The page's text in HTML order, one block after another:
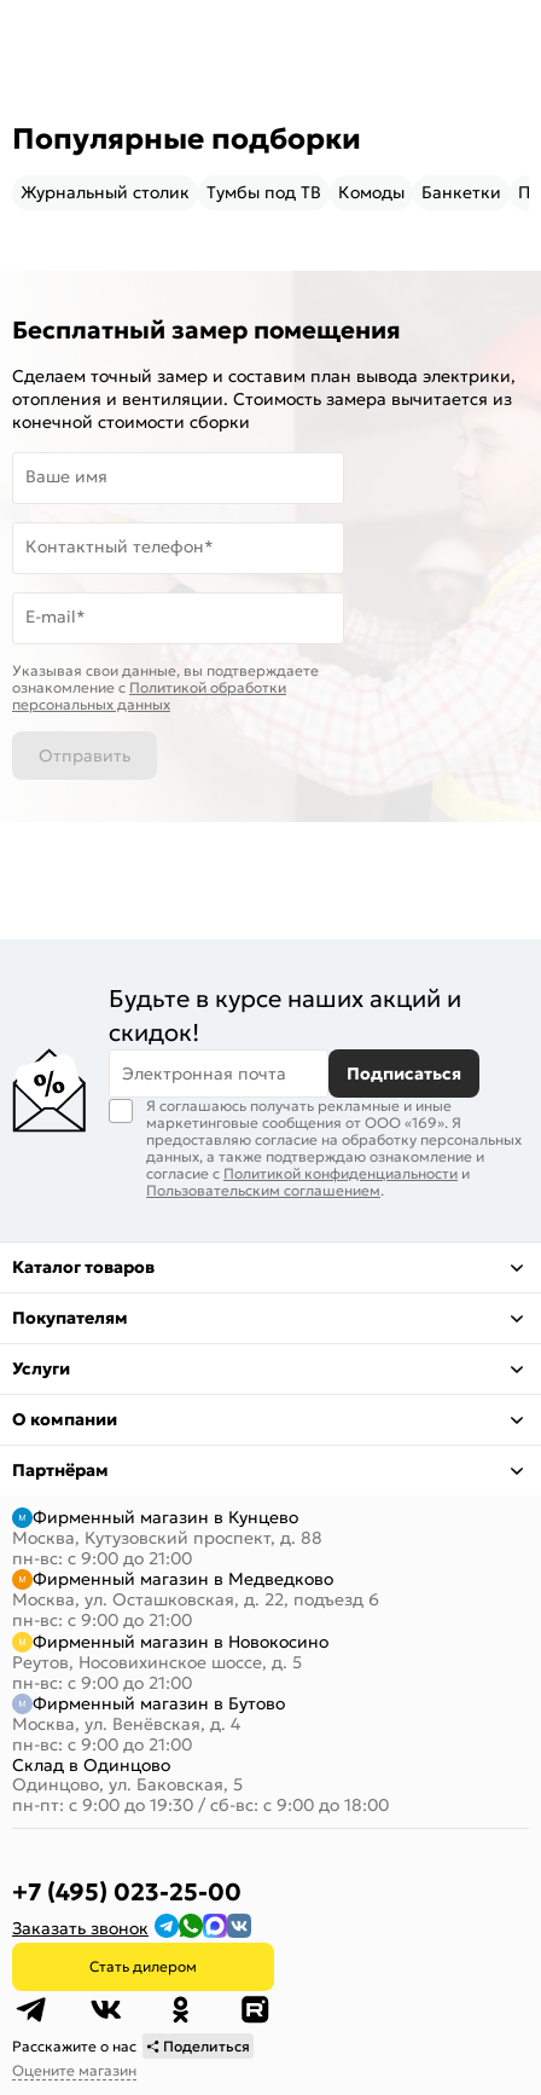
Популярные подборки
Журнальный столик Тумбы под ТВ Комоды Банкетки
Бесплатный замер помещения
Сделаем точный замер и составим план вывода электрики,
отопления и вентиляции. Стоимость замера вычитается из
конечной стоимости сборки
Ваше имя
Контактный телефон*
E-mail*
Указывая свои данные, вы подтверждаете
ознакомление c Политикой обработки
персональных данных
Отправить
Будьте в курсе наших акций и
скидок!
Электронная почта Подписаться
Я соглашаюсь получать рекламные и иные
маркетинговые сообщения от ООО «169». Я
предоставляю согласие на обработку персональных
данных, а также подтверждаю ознакомление и
согласие с Политикой конфиденциальности и
Пользовательским соглашением.
Каталог товаров
Покупателям
Услуги
О компании
Партнёрам
Фирменный магазин в Кунцево
Москва, Кутузовский проспект, д. 88
пн-вс: с 9:00 до 21:00
Фирменный магазин в Медведково
Москва, ул. Осташковская, д. 22, подъезд 6
пн-вс: с 9:00 до 21:00
Фирменный магазин в Новокосино
Реутов, Носовихинское шоссе, д. 5
пн-вс: с 9:00 до 21:00
Фирменный магазин в Бутово
Москва, ул. Венёвская, д. 4
пн-вс: с 9:00 до 21:00
Склад в Одинцово
Одинцово, ул. Баковская, 5
пн-пт: с 9:00 до 19:30 / сб-вс: с 9:00 до 18:00
+7 (495) 023-25-00
Заказать звонок
Стать дилером
Расскажите о нас
Поделиться
Оцените магазин